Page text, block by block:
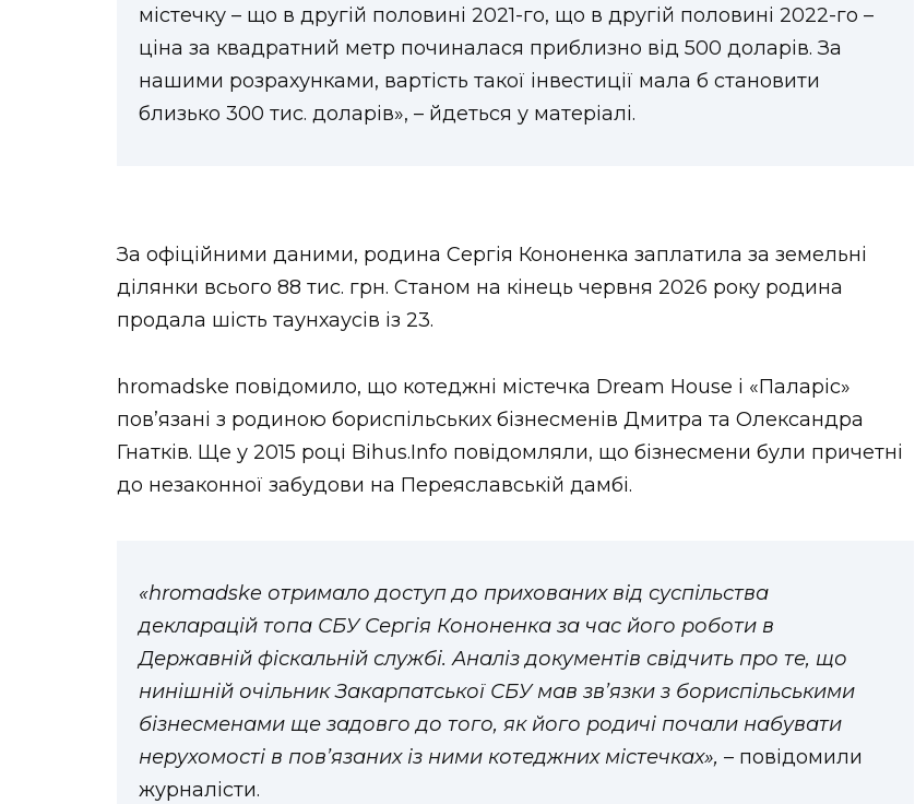
містечку – що в другій половині 2021-го, що в другій половині 2022-го –
ціна за квадратний метр починалася приблизно від 500 доларів. За
нашими розрахунками, вартість такої інвестиції мала б становити
близько 300 тис. доларів», – йдеться у матеріалі.
За офіційними даними, родина Сергія Кононенка заплатила за земельні
ділянки всього 88 тис. грн. Станом на кінець червня 2026 року родина
продала шість таунхаусів із 23.
hromadske повідомило, що котеджні містечка Dream House і «Паларіс»
повʼязані з родиною бориспільських бізнесменів Дмитра та Олександра
Гнатків. Ще у 2015 році Bihus.Info повідомляли, що бізнесмени були причетні
до незаконної забудови на Переяславській дамбі.
«hromadske отримало доступ до прихованих від суспільства
декларацій топа СБУ Сергія Кононенка за час його роботи в
Державній фіскальній службі. Аналіз документів свідчить про те, що
нинішній очільник Закарпатської СБУ мав звʼязки з бориспільськими
бізнесменами ще задовго до того, як його родичі почали набувати
нерухомості в пов’язаних із ними котеджних містечках», – повідомили
журналісти.